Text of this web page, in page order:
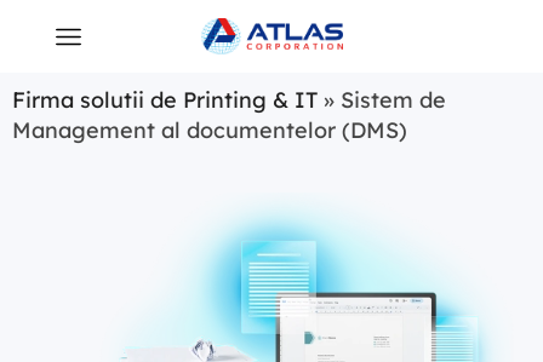
Firma solutii de Printing & IT » Sistem de
Management al documentelor (DMS)